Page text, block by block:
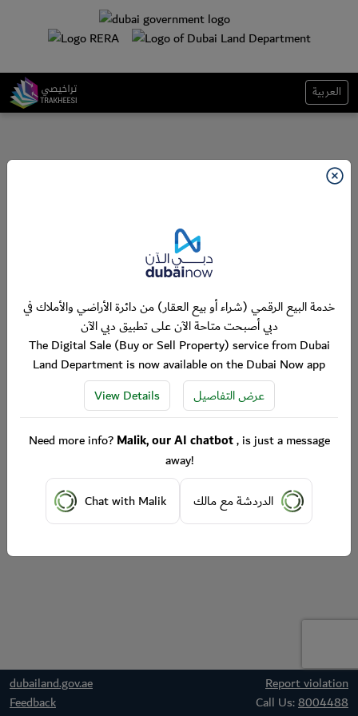
العربية
dubailand.gov.ae
Report violation
Feedback
Call Us:8004488
خدمة البيع الرقمي (شراء أو بيع العقار) من دائرة الأراضي والأملاك في
دبي أصبحت متاحة الآن على تطبيق دبي الآن
The Digital Sale (Buy or Sell Property) service from Dubai
Land Department is now available on the Dubai Now app
View Details
عرض التفاصيل
Need more info?Malik, our AI chatbot, is just a message
away!
Chat with Malik
الدردشة مع مالك